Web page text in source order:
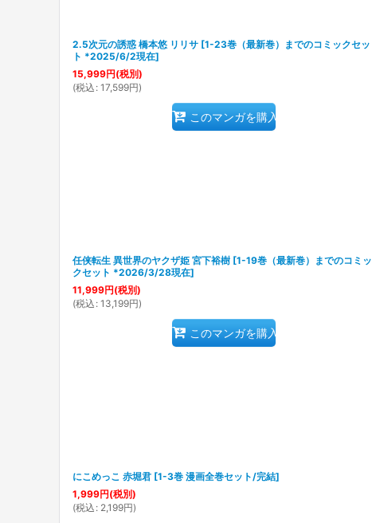
2.5次元の誘惑 橋本悠 リリサ [1-23巻（最新巻）までのコミックセッ
ト *2025/6/2現在]
15,999円(税別)
(税込 : 17,599円)
このマンガを購入
任侠転生 異世界のヤクザ姫 宮下裕樹 [1-19巻（最新巻）までのコミッ
クセット *2026/3/28現在]
11,999円(税別)
(税込 : 13,199円)
このマンガを購入
にこめっこ 赤堀君 [1-3巻 漫画全巻セット/完結]
1,999円(税別)
(税込 : 2,199円)